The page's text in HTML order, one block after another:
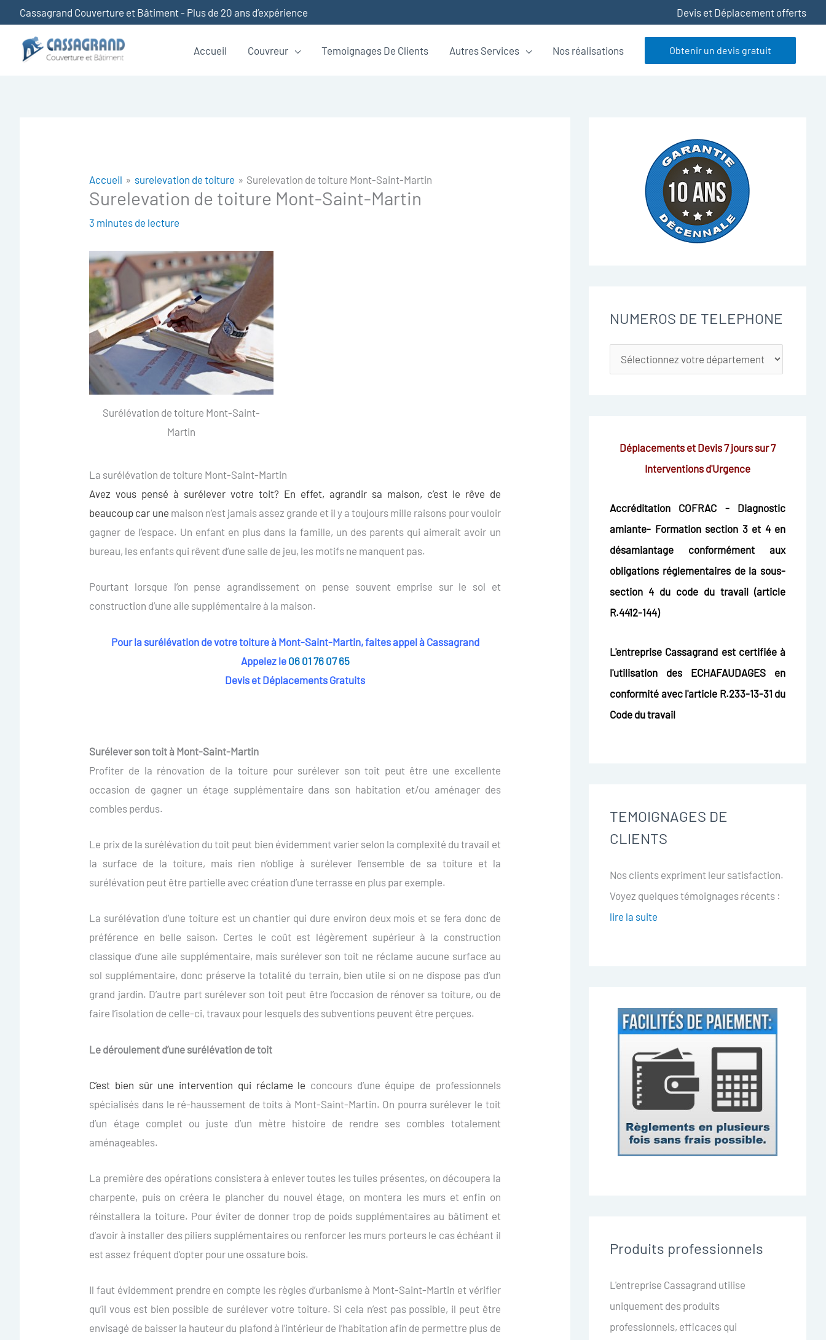
au
contenu
Cassagrand Couverture et Bâtiment - Plus de 20 ans d’expérience Devis et Déplacement offerts
Accueil Couvreur Temoignages De Clients Autres Services Nos réalisations Obtenir un devis gratuit
Accueil surelevation de toiture Surelevation de toiture Mont-Saint-Martin
Surelevation de toiture Mont-Saint-Martin
3 minutes de lecture
Surélévation de toiture Mont-Saint-
Martin
La surélévation de toiture Mont-Saint-Martin
Avez vous pensé à surélever votre toit? En effet, agrandir sa maison, c’est le rêve de
beaucoup car une maison n’est jamais assez grande et il y a toujours mille raisons pour vouloir
gagner de l’espace. Un enfant en plus dans la famille, un des parents qui aimerait avoir un
bureau, les enfants qui rêvent d’une salle de jeu, les motifs ne manquent pas.
Pourtant lorsque l’on pense agrandissement on pense souvent emprise sur le sol et
construction d’une aile supplémentaire à la maison.
Pour la surélévation de votre toiture à Mont-Saint-Martin, faites appel à Cassagrand
Appelez le 06 01 76 07 65
Devis et Déplacements Gratuits
Surélever son toit à Mont-Saint-Martin
Profiter de la rénovation de la toiture pour surélever son toit peut être une excellente
occasion de gagner un étage supplémentaire dans son habitation et/ou aménager des
combles perdus.
Le prix de la surélévation du toit peut bien évidemment varier selon la complexité du travail et
la surface de la toiture, mais rien n’oblige à surélever l’ensemble de sa toiture et la
surélévation peut être partielle avec création d’une terrasse en plus par exemple.
La surélévation d’une toiture est un chantier qui dure environ deux mois et se fera donc de
préférence en belle saison. Certes le coût est légèrement supérieur à la construction
classique d’une aile supplémentaire, mais surélever son toit ne réclame aucune surface au
sol supplémentaire, donc préserve la totalité du terrain, bien utile si on ne dispose pas d’un
grand jardin. D’autre part surélever son toit peut être l’occasion de rénover sa toiture, ou de
faire l’isolation de celle-ci, travaux pour lesquels des subventions peuvent être perçues.
Le déroulement d’une surélévation de toit
C’est bien sûr une intervention qui réclame le concours d’une équipe de professionnels
spécialisés dans le ré-haussement de toits à Mont-Saint-Martin. On pourra surélever le toit
d’un étage complet ou juste d’un mètre histoire de rendre ses combles totalement
aménageables.
La première des opérations consistera à enlever toutes les tuiles présentes, on découpera la
charpente, puis on créera le plancher du nouvel étage, on montera les murs et enfin on
réinstallera la toiture. Pour éviter de donner trop de poids supplémentaires au bâtiment et
d’avoir à installer des piliers supplémentaires ou renforcer les murs porteurs le cas échéant il
est assez fréquent d’opter pour une ossature bois.
Il faut évidemment prendre en compte les règles d’urbanisme à Mont-Saint-Martin et vérifier
qu’il vous est bien possible de surélever votre toiture. Si cela n’est pas possible, il peut être
envisagé de baisser la hauteur du plafond à l’intérieur de l’habitation afin de permettre plus de
NUMEROS DE TELEPHONE
Déplacements et Devis 7 jours sur 7
Interventions d'Urgence
Accréditation COFRAC - Diagnostic
amiante- Formation section 3 et 4 en
désamiantage conformément aux
obligations réglementaires de la sous-
section 4 du code du travail (article
R.4412-144)
L'entreprise Cassagrand est certifiée à
l'utilisation des ECHAFAUDAGES en
conformité avec l'article R.233-13-31 du
Code du travail
TEMOIGNAGES DE
CLIENTS
Nos clients expriment leur satisfaction.
Voyez quelques témoignages récents :
lire la suite
Produits professionnels
L'entreprise Cassagrand utilise
uniquement des produits
professionnels, efficaces qui